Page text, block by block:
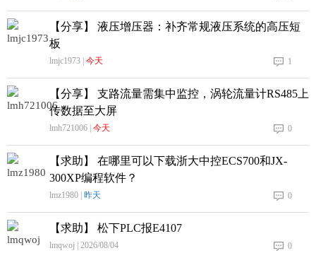
【分享】 液压增压器：补齐常规液压系统的高压短
板
lmjc1973 | 今天 1
【分享】 支路流量需集中监控，涡轮流量计RS485上
传数据至大屏
lmh721006 | 今天 0
【求助】 在哪里可以下载浙大中控ECS700和JX-
300XP编程软件？
lmz1980 | 昨天 0
【求助】 松下PLC报E4107
lmqwoj | 2026/08/04 0